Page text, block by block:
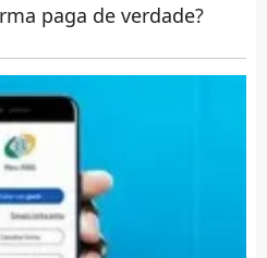
paga de verdade?